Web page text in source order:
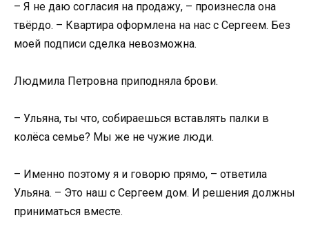
– Я не даю согласия на продажу, – произнесла она
твёрдо. – Квартира оформлена на нас с Сергеем. Без
моей подписи сделка невозможна.
Людмила Петровна приподняла брови.
– Ульяна, ты что, собираешься вставлять палки в
колёса семье? Мы же не чужие люди.
– Именно поэтому я и говорю прямо, – ответила
Ульяна. – Это наш с Сергеем дом. И решения должны
приниматься вместе.